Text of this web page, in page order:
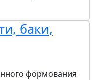
баки,
формования